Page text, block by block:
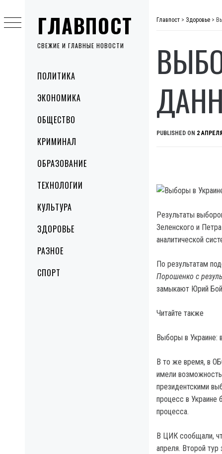
ГЛАВПОСТ
СВЕЖИЕ И ГЛАВНЫЕ НОВОСТИ
MenuПОЛИТИКА
ЭКОНОМИКА
ОБЩЕСТВО
КРИМИНАЛ
ОБРАЗОВАНИЕ
ТЕХНОЛОГИИ
КУЛЬТУРА
ЗДОРОВЬЕ
РАЗНОЕ
СПОРТ
to
content
Главпост > Здоровье >
PUBLISHED ON 2
Результаты
Зеленского и
аналитической
По результатам
Порошенко с
замыкают Юрий
Читайте также
Выборы в Украине:
В то же время, в
имели
президентскими
процесс в Украине
процесса.
В ЦИК сообщали,
апреля. Второй тур